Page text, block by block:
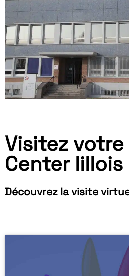
Visitez votre
Center lillois
Découvrez la visite